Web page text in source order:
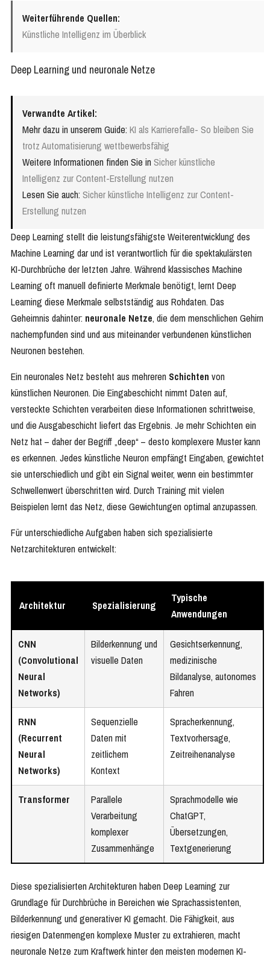
Weiterführende Quellen:
Künstliche Intelligenz im Überblick
Deep Learning und neuronale Netze
Verwandte Artikel:
Mehr dazu in unserem Guide: KI als Karrierefalle- So bleiben Sie
trotz Automatisierung wettbewerbsfähig
Weitere Informationen finden Sie in Sicher künstliche
Intelligenz zur Content-Erstellung nutzen
Lesen Sie auch: Sicher künstliche Intelligenz zur Content-
Erstellung nutzen
Deep Learning stellt die leistungsfähigste Weiterentwicklung des
Machine Learning dar und ist verantwortlich für die spektakulärsten
KI-Durchbrüche der letzten Jahre. Während klassisches Machine
Learning oft manuell definierte Merkmale benötigt, lernt Deep
Learning diese Merkmale selbstständig aus Rohdaten. Das
Geheimnis dahinter: neuronale Netze, die dem menschlichen Gehirn
nachempfunden sind und aus miteinander verbundenen künstlichen
Neuronen bestehen.
Ein neuronales Netz besteht aus mehreren Schichten von
künstlichen Neuronen. Die Eingabeschicht nimmt Daten auf,
versteckte Schichten verarbeiten diese Informationen schrittweise,
und die Ausgabeschicht liefert das Ergebnis. Je mehr Schichten ein
Netz hat – daher der Begriff „deep“ – desto komplexere Muster kann
es erkennen. Jedes künstliche Neuron empfängt Eingaben, gewichtet
sie unterschiedlich und gibt ein Signal weiter, wenn ein bestimmter
Schwellenwert überschritten wird. Durch Training mit vielen
Beispielen lernt das Netz, diese Gewichtungen optimal anzupassen.
Für unterschiedliche Aufgaben haben sich spezialisierte
Netzarchitekturen entwickelt:
Architektur Spezialisierung
Typische
Anwendungen
CNN
(Convolutional
Neural
Networks)
Bilderkennung und
visuelle Daten
Gesichtserkennung,
medizinische
Bildanalyse, autonomes
Fahren
RNN
(Recurrent
Neural
Networks)
Sequenzielle
Daten mit
zeitlichem
Kontext
Spracherkennung,
Textvorhersage,
Zeitreihenanalyse
Transformer
Parallele
Verarbeitung
komplexer
Zusammenhänge
Sprachmodelle wie
ChatGPT,
Übersetzungen,
Textgenerierung
Diese spezialisierten Architekturen haben Deep Learning zur
Grundlage für Durchbrüche in Bereichen wie Sprachassistenten,
Bilderkennung und generativer KI gemacht. Die Fähigkeit, aus
riesigen Datenmengen komplexe Muster zu extrahieren, macht
neuronale Netze zum Kraftwerk hinter den meisten modernen KI-